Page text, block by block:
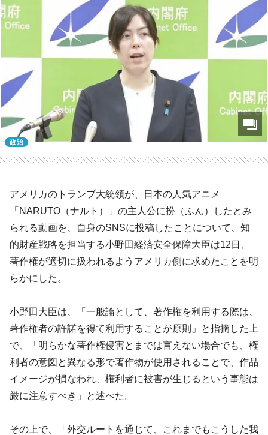
政治
アメリカのトランプ大統領が、日本の人気アニメ
「NARUTO（ナルト）」の主人公に扮（ふん）したとみ
られる動画を、自身のSNSに投稿したことについて、知
的財産戦略を担当する小野田経済安全保障大臣は12日、
著作権が適切に扱われるようアメリカ側に求めたことを明
らかにした。
小野田大臣は、「一般論として、著作権を利用する際は、
著作権者の許諾を得て利用することが原則」と指摘した上
で、「明らかな著作権侵害とまでは言えない場合でも、権
利者の意図と異なる形で著作物が使用されることで、作品
イメージが損なわれ、権利者に被害が生じるという事態は
厳に注意すべき」と述べた。
その上で、「外交ルートを通じて、これまでもこうした我